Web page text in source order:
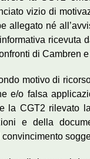
vizio di
allegato né
ricevuta
di Cambren
motivo di ricorso
e/o falsa
la CGT2 rilevato
e della